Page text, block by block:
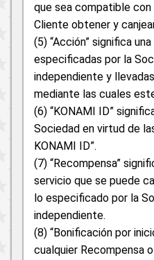
que sea compatible
Cliente obtener y
(5) “Acción” significa
especificadas por la
independiente y
mediante las cuales
(6) “KONAMI ID”
Sociedad en virtud de
KONAMI ID”.
(7) “Recompensa”
servicio que se puede
lo especificado por la
independiente.
(8) “Bonificación por
cualquier Recompensa